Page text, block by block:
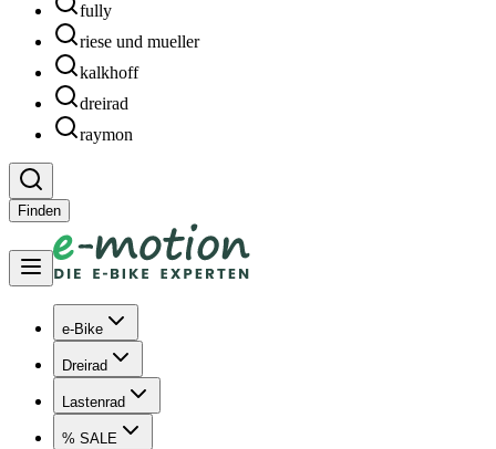
fully
riese und mueller
kalkhoff
dreirad
raymon
Finden
e-Bike
Dreirad
Lastenrad
% SALE